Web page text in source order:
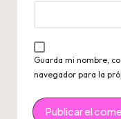
Guarda mi nombre,
navegador para la